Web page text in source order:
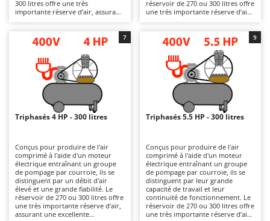
B
Balayeuses
Bancs de scie pour le bois - Scies à bûches
Barbecues
Bennes pour tracteur
Brosses pour sols extérieurs
Brouettes à moteur
Broyeurs à axe horizontal pour tracteur
Butteurs pour tracteur
C
Chargeurs de batterie - Démarreurs
Charrues pour tracteur
Archman
Argo
Ariete
Artus
Attila
Awelco
B
Baesso
Bahco
300 litres offre une très
importante réserve d’air, assurant
stable, même lors d’utilisations
prolongées ; la puissance de 3 CV
permet de répondre efficacement
aux principales applications
professionnelles. La transmission
par courroie permet d'utiliser un
groupe de pompage plus grand
que sur les systèmes coaxiaux à
entraînement direct, garantissant
une production d’air plus élevée.
Destinés à un usage professionnel,
de peinture, l’alimentation d’outils
pneumatiques, le soufflage
prolongé et les opérations
répétitives dans les garages et les
ateliers artisanaux bien équipés.
Ils nécessitent le nettoyage du
filtre à air et des prises d’air, la
purge périodique des condensats
du réservoir ainsi que des
réservoir de 270 ou 300 litres offre
une très importante réserve d’air,
pression stable, même lors de
cycles de travail continus ; la
puissance de 3 CV permet de
répondre aux applications
professionnelles régulières. La
transmission par courroie permet
d'utiliser un groupe de pompage
plus grand que sur les
compresseurs coaxiaux à
entraînement direct, garantissant
une production d’air plus élevée
fonctionnement. L’alimentation
triphasée garantit une plus grande
stabilité électrique et un
rendement constant. Destinés à
un usage professionnel, ils
conviennent aux utilisations
intensives, telles que les travaux
de peinture, l’alimentation d’outils
pneumatiques, le soufflage
Triphasés 4 HP - 300 litres
Conçus pour produire de l'air
comprimé à l'aide d'un moteur
électrique entraînant un groupe
de pompage par courroie, ils se
distinguent par un débit d'air
élevé et une grande fiabilité. Le
réservoir de 270 ou 300 litres offre
une très importante réserve d’air,
assurant une excellente
7
Triphasés 5.5 HP - 300 litres
Conçus pour produire de l'air
comprimé à l'aide d'un moteur
électrique entraînant un groupe
de pompage par courroie, ils se
distinguent par leur grande
capacité de travail et leur
continuité de fonctionnement. Le
réservoir de 270 ou 300 litres offre
une très importante réserve d’air,
9